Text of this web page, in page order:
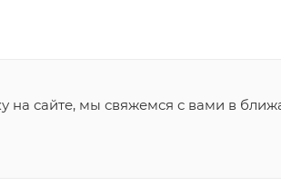
на сайте, мы свяжемся с вами в